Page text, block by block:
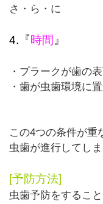
さ・ら・に
4. 『時間 』
・プラークが歯の
・歯が虫歯環境に
この4つの条件が重
虫歯が進行してしま
[予防方法]
虫歯予防をするこ